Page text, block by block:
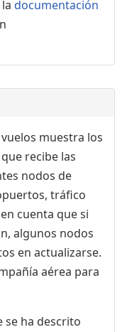
documentación
muestra los
recibe las
nodos de
tráfico
cuenta que si
algunos nodos
en actualizarse.
aérea para
se ha descrito